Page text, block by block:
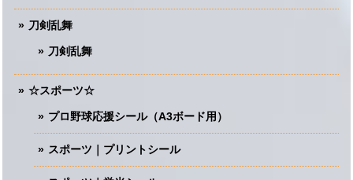
刀剣乱舞
刀剣乱舞
☆スポーツ☆
プロ野球応援シール（A3ボード用）
スポーツ｜プリントシール